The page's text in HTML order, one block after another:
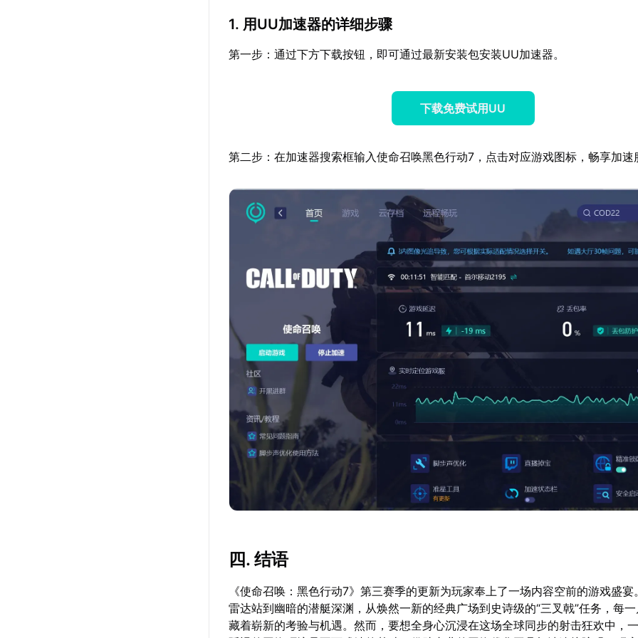
1. 用UU加速器的详细步骤
第一步：通过下方下载按钮，即可通过最新安装包安装UU加速器。
下载免费试用UU
第二步：在加速器搜索框输入使命召唤黑色行动7，点击对应游戏图标，畅享加速
四. 结语
《使命召唤：黑色行动7》第三赛季的更新为玩家奉上了一场内容空前的游戏盛
雷达站到幽暗的潜艇深渊，从焕然一新的经典广场到史诗级的“三叉戟”任务，每
藏着崭新的考验与机遇。然而，要想全身心沉浸在这场全球同步的射击狂欢中，